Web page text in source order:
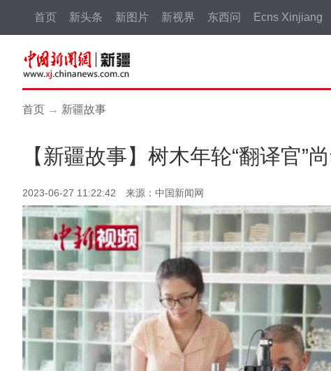
首页 新头条 新图片 新视界 东西问 Ecns Xinjiang
首页 → 新疆故事
【新疆故事】树木年轮“翻译官”
2023-06-27 11:22:42 来源：中国新闻网